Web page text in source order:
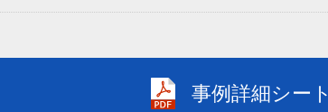
事例詳細シート